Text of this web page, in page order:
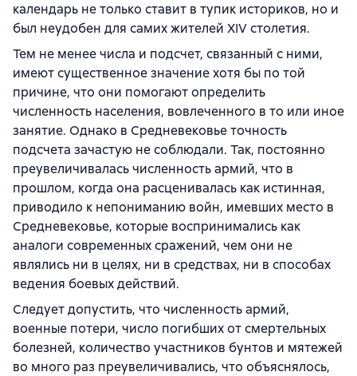
календарь не только ставит в тупик историков, но и
был неудобен для самих жителей XIV столетия.
Тем не менее числа и подсчет, связанный с ними,
имеют существенное значение хотя бы по той
причине, что они помогают определить
численность населения, вовлеченного в то или иное
занятие. Однако в Средневековье точность
подсчета зачастую не соблюдали. Так, постоянно
преувеличивалась численность армий, что в
прошлом, когда она расценивалась как истинная,
приводило к непониманию войн, имевших место в
Средневековье, которые воспринимались как
аналоги современных сражений, чем они не
являлись ни в целях, ни в средствах, ни в способах
ведения боевых действий.
Следует допустить, что численность армий,
военные потери, число погибших от смертельных
болезней, количество участников бунтов и мятежей
во много раз преувеличивались, что объяснялось,